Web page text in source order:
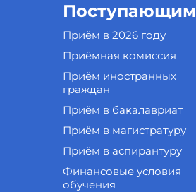
Поступающим
Приём в 2026 году
Приёмная комиссия
Приём иностранных
граждан
Приём в бакалавриат
Приём в магистратуру
Приём в аспирантуру
Финансовые условия
обучения